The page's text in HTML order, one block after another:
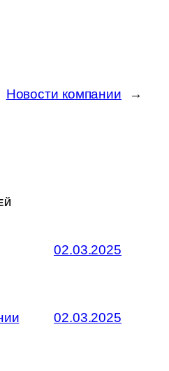
Новости компании →
02.03.2025
02.03.2025